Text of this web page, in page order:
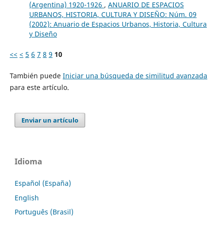
(Argentina) 1920-1926 , ANUARIO DE ESPACIOS
URBANOS, HISTORIA, CULTURA Y DISEÑO: Núm. 09
(2002): Anuario de Espacios Urbanos, Historia, Cultura
y Diseño
<< < 5 6 7 8 9 10
También puede Iniciar una búsqueda de similitud avanzada
para este artículo.
Enviar un artículo
Idioma
Español (España)
English
Português (Brasil)